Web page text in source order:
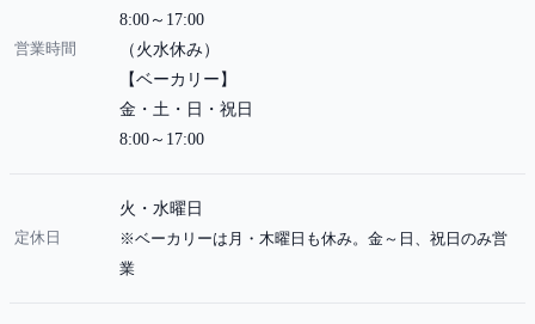
営業時間
8:00～17:00
（火水休み）
【ベーカリー】
金・土・日・祝日
8:00～17:00
定休日
火・水曜日
※ベーカリーは月・木曜日も休み。金～日、祝日のみ営
業